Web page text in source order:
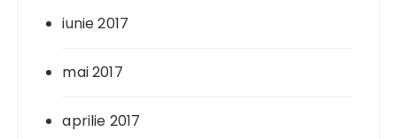
iunie 2017
mai 2017
aprilie 2017